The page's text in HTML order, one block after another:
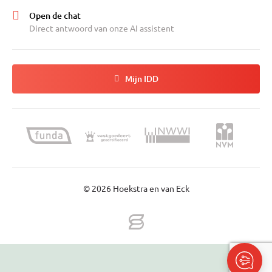
Open de chat
Direct antwoord van onze AI assistent
Mijn IDD
© 2026 Hoekstra en van Eck